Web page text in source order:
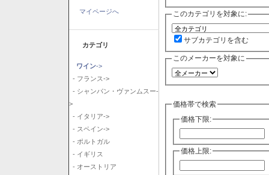
マイページへ
カテゴリ
ワイン->
- フランス->
- シャンパン・ヴァンムスー-
>
- イタリア->
- スペイン->
- ポルトガル
- イギリス
- オーストリア
このカテゴリを対象に:
サブカテゴリを含む
このメーカーを対象に
価格帯で検索
価格下限:
価格上限: